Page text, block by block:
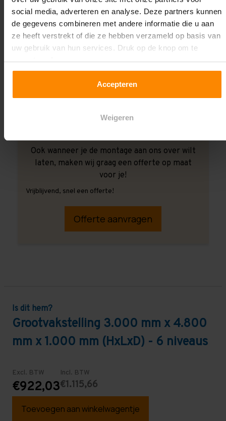
social media, adverteren en analyse. Deze partners kunnen
de gegevens combineren met andere informatie die u aan
ze heeft verstrekt of die ze hebben verzameld op basis van
uw gebruik van hun services. Druk op de knop om te
accepteren!
Accepteren
Weigeren
Ook wanneer je de montage aan ons over wilt
laten, maken wij graag een offerte op maat
voor je!
Vrijblijvend, snel een offerte!
Offerte aanvragen
Is dit hem?
Grootvakstelling 3.000 mm x 4.800
mm x 1.000 mm (HxLxD) - 6 niveaus
Excl. BTW
€922,03
Incl. BTW
€1.115,66
Toevoegen aan winkelwagentje